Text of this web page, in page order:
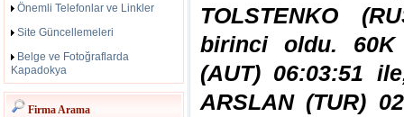
Önemli Telefonlar ve Linkler
Site Güncellemeleri
Belge ve Fotoğraflarda
Kapadokya
Firma Arama
TOLSTENKO
birinci oldu. 60K
(AUT) 06:03:51
ARSLAN (TUR)